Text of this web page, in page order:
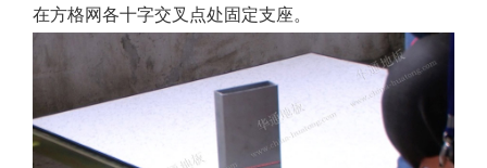
在方格网各十字交叉点处固定支座。